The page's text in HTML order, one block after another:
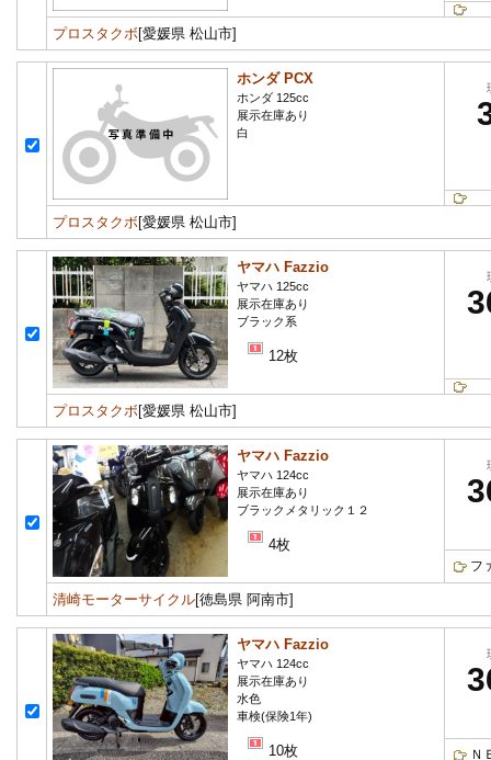
プロスタクボ[愛媛県 松山市]
ホンダ PCX
ホンダ 125cc
展示在庫あり
白
プロスタクボ[愛媛県 松山市]
ヤマハ Fazzio
ヤマハ 125cc
展示在庫あり
ブラック系
12枚
プロスタクボ[愛媛県 松山市]
ヤマハ Fazzio
ヤマハ 124cc
展示在庫あり
ブラックメタリック１２
4枚
フ
清崎モーターサイクル[徳島県 阿南市]
ヤマハ Fazzio
ヤマハ 124cc
展示在庫あり
水色
車検(保険1年)
10枚 Ｎ